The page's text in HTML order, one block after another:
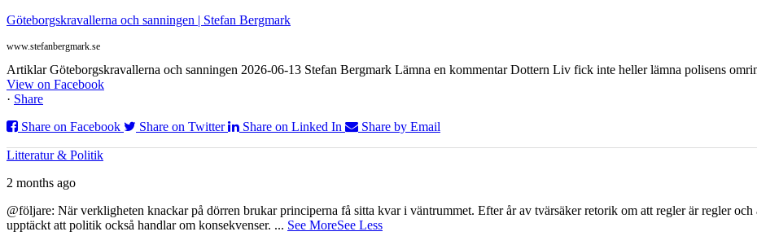
Göteborgskravallerna och sanningen | Stefan Bergmark
www.stefanbergmark.se
Artiklar Göteborgskravallerna och sanningen 2026-06-13 Stefan Bergmark Lämna en kommentar Dottern Liv fick inte heller lämna polisens
View on Facebook
· Share
Share on Facebook
Share on Twitter Share on Linked In Share by Email
Litteratur & Politik
2 months ago
@följare: När verkligheten knackar på dörren brukar principerna få sitta kvar i väntrummet. Efter år av tvärsäker retorik om att regler är regler
upptäckt att politik också handlar om konsekvenser. ... See MoreSee Less